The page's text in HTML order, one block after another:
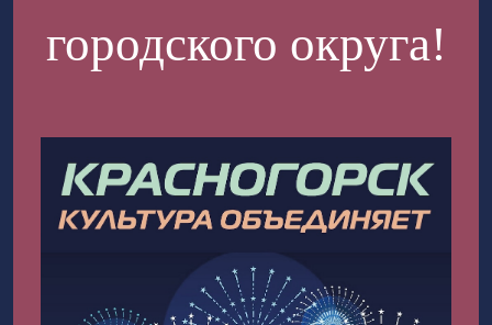
городского округа!